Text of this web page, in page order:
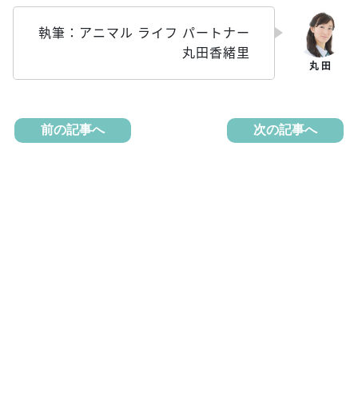
執筆：アニマル ライフ パートナー
丸田香緒里
前の記事へ 次の記事へ